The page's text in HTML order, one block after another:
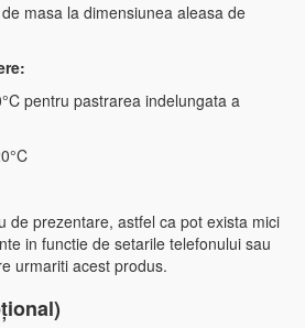
masa la dimensiunea aleasa de
pentru pastrarea indelungata a
de prezentare, astfel ca pot exista mici
in functie de setarile telefonului sau
urmariti acest produs.